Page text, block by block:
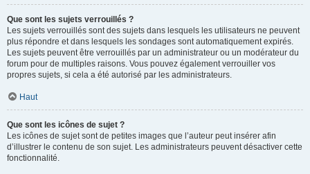
Que sont les sujets verrouillés ?
Les sujets verrouillés sont des sujets dans lesquels les utilisateurs ne peuvent
plus répondre et dans lesquels les sondages sont automatiquement expirés.
Les sujets peuvent être verrouillés par un administrateur ou un modérateur du
forum pour de multiples raisons. Vous pouvez également verrouiller vos
propres sujets, si cela a été autorisé par les administrateurs.
Haut
Que sont les icônes de sujet ?
Les icônes de sujet sont de petites images que l’auteur peut insérer afin
d’illustrer le contenu de son sujet. Les administrateurs peuvent désactiver cette
fonctionnalité.